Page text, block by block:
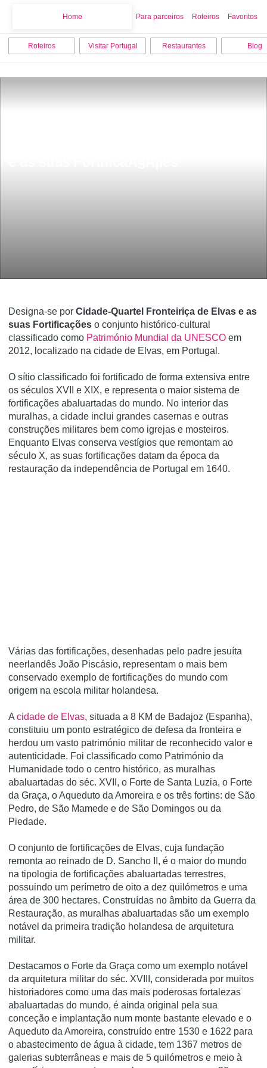
Home Para parceiros Roteiros Favoritos
Roteiros Visitar Portugal Restaurantes Blog
Designa-se por Cidade-Quartel Fronteiriça de Elvas e as
suas Fortificações o conjunto histórico-cultural
classificado como Património Mundial da UNESCO em
2012, localizado na cidade de Elvas, em Portugal.
O sí­tio classificado foi fortificado de forma extensiva entre
os séculos XVII e XIX, e representa o maior sistema de
fortificações abaluartadas do mundo. No interior das
muralhas, a cidade inclui grandes casernas e outras
construções militares bem como igrejas e mosteiros.
Enquanto Elvas conserva vestí­gios que remontam ao
século X, as suas fortificações datam da época da
restauração da independência de Portugal em 1640.
Várias das fortificações, desenhadas pelo padre jesuí­ta
neerlandês João Piscásio, representam o mais bem
conservado exemplo de fortificações do mundo com
origem na escola militar holandesa.
A cidade de Elvas, situada a 8 KM de Badajoz (Espanha),
constituiu um ponto estratégico de defesa da fronteira e
herdou um vasto património militar de reconhecido valor e
autenticidade. Foi classificado como Património da
Humanidade todo o centro histórico, as muralhas
abaluartadas do séc. XVII, o Forte de Santa Luzia, o Forte
da Graça, o Aqueduto da Amoreira e os três fortins: de São
Pedro, de São Mamede e de São Domingos ou da
Piedade.
O conjunto de fortificações de Elvas, cuja fundação
remonta ao reinado de D. Sancho II, é o maior do mundo
na tipologia de fortificações abaluartadas terrestres,
possuindo um perímetro de oito a dez quilómetros e uma
área de 300 hectares. Construídas no âmbito da Guerra da
Restauração, as muralhas abaluartadas são um exemplo
notável da primeira tradição holandesa de arquitetura
militar.
Destacamos o Forte da Graça como um exemplo notável
da arquitetura militar do séc. XVIII, considerada por muitos
historiadores como uma das mais poderosas fortalezas
abaluartadas do mundo, é ainda original pela sua
conceção e implantação num monte bastante elevado e o
Aqueduto da Amoreira, construído entre 1530 e 1622 para
o abastecimento de água à cidade, tem 1367 metros de
galerias subterrâneas e mais de 5 quilómetros e meio à